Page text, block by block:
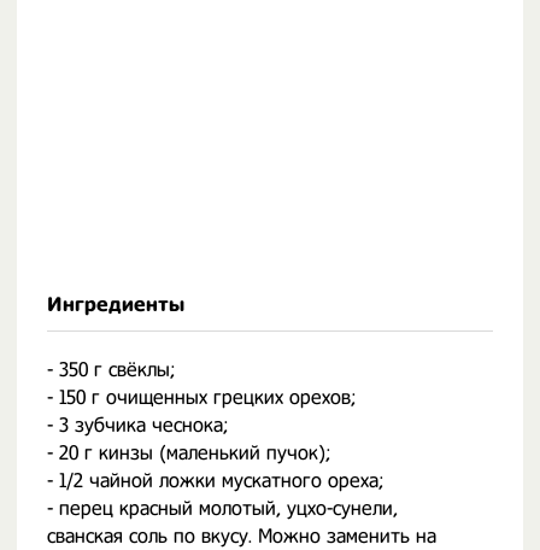
Ингредиенты
- 350 г свёклы;
- 150 г очищенных грецких орехов;
- 3 зубчика чеснока;
- 20 г кинзы (маленький пучок);
- 1/2 чайной ложки мускатного ореха;
- перец красный молотый, уцхо-сунели,
сванская соль по вкусу. Можно заменить на